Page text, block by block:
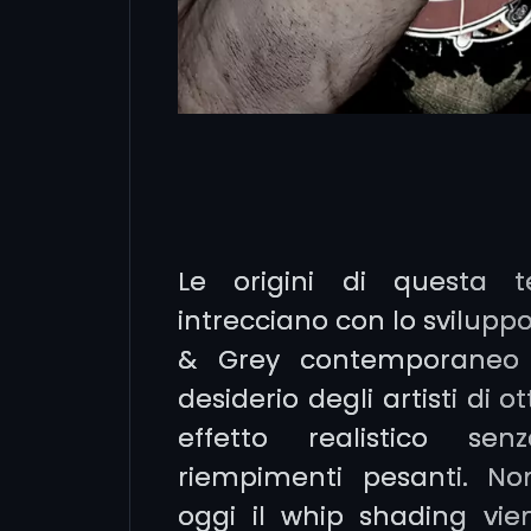
Le origini di questa
intrecciano con lo
& Grey
desiderio degli artisti di
effetto realistico
riempimenti pesanti.
oggi il whip shading